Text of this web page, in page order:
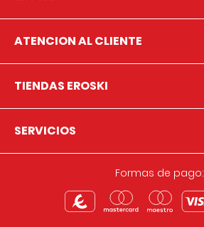
ATENCION AL CLIENTE
TIENDAS EROSKI
SERVICIOS
Formas de pago: